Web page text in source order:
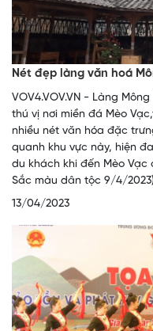
Nét đẹp làng văn hoá
VOV4.VOV.VN - Làng
thú vị nơi miền đá Mèo
nhiều nét văn hóa đặc
quanh khu vực này, hiện
du khách khi đến Mèo Vạc
Sắc màu dân tộc 9/4/2023)
13/04/2023